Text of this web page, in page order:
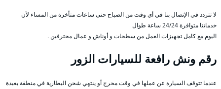
لا تتردد في الإتصال بنا في أي وقت من الصباح حتى ساعات متأخرة من المساء لأن
خدماتنا متوافرة 24/24 ساعة طوال
اليوم مع كامل تجهيزات العمل من سطحات و أوناش و عمال محترفين .
رقم ونش رافعة للسيارات الزور
عندما تتوقف السيارة عن عملها في وقت محرج أو ينتهي شحن البطارية في منطقة بعيدة